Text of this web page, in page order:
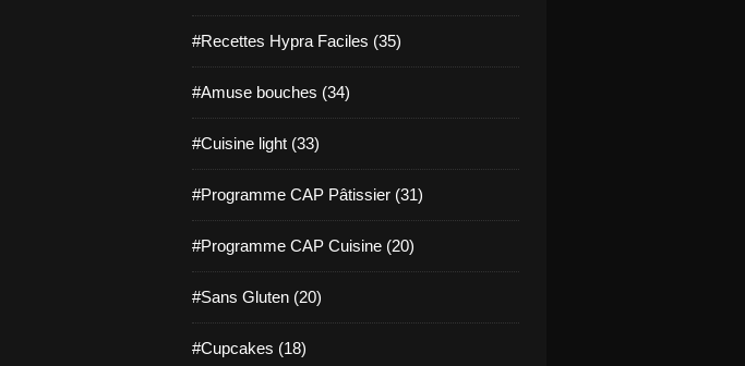
#Recettes Hypra Faciles (35)
#Amuse bouches (34)
#Cuisine light (33)
#Programme CAP Pâtissier (31)
#Programme CAP Cuisine (20)
#Sans Gluten (20)
#Cupcakes (18)